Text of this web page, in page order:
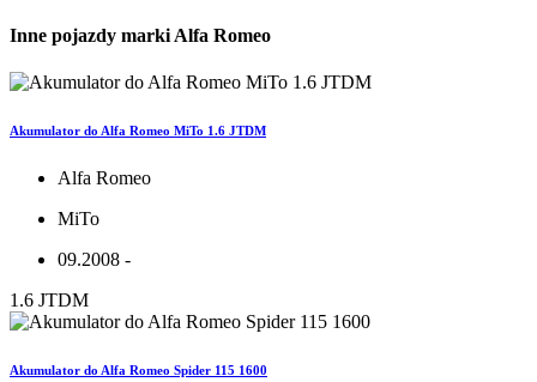
Inne pojazdy marki Alfa Romeo
Akumulator do Alfa Romeo MiTo 1.6 JTDM
Alfa Romeo
MiTo
09.2008 -
1.6 JTDM
Akumulator do Alfa Romeo Spider 115 1600